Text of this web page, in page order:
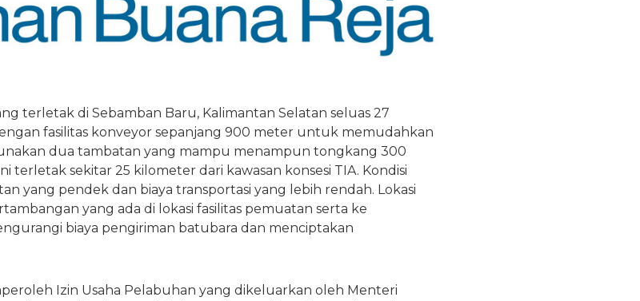
terletak di Sebamban Baru, Kalimantan Selatan seluas 27
fasilitas konveyor sepanjang 900 meter untuk memudahkan
dua tambatan yang mampu menampun tongkang 300
terletak sekitar 25 kilometer dari kawasan konsesi TIA. Kondisi
yang pendek dan biaya transportasi yang lebih rendah. Lokasi
yang ada di lokasi fasilitas pemuatan serta ke
biaya pengiriman batubara dan menciptakan
Izin Usaha Pelabuhan yang dikeluarkan oleh Menteri